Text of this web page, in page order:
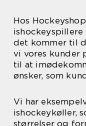
Hos
ishockeyspillere
det kommer til
vi vores kunder
til at
ønsker, som
Vi har
ishockeykøller,
størrelser og